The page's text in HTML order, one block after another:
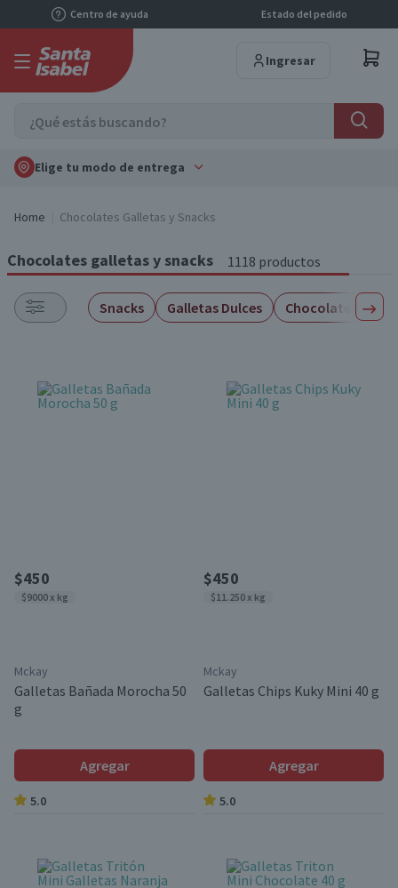
Centro de ayuda Estado del pedido
Ingresar
Elige tu modo de entrega
Home Chocolates Galletas y Snacks
Chocolates galletas y snacks 1118 productos
Snacks Galletas Dulces Chocolates
$450
$9000 x kg
Mckay
Galletas Bañada Morocha 50
g
Agregar
5.0
$450
$11.250 x kg
Mckay
Galletas Chips Kuky Mini 40 g
Agregar
5.0